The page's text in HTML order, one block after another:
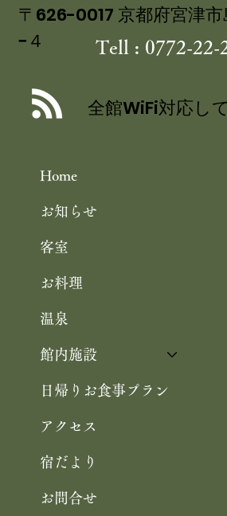
らえ 祇園祭を彩る 宮津産
Home
お知らせ
客室
お料理
温泉
館内施設
日帰りお食事プラン
アクセス
宿だより
お問合せ
〒626-0017 京都府宮津市
−４
Tell : 0772-22-
全館WiFi対応し